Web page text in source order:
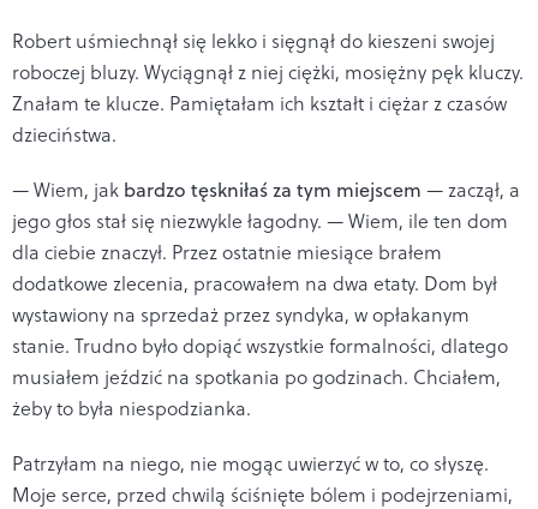
Robert uśmiechnął się lekko i sięgnął do kieszeni swojej
roboczej bluzy. Wyciągnął z niej ciężki, mosiężny pęk kluczy.
Znałam te klucze. Pamiętałam ich kształt i ciężar z czasów
dzieciństwa.
— Wiem, jak bardzo tęskniłaś za tym miejscem — zaczął, a
jego głos stał się niezwykle łagodny. — Wiem, ile ten dom
dla ciebie znaczył. Przez ostatnie miesiące brałem
dodatkowe zlecenia, pracowałem na dwa etaty. Dom był
wystawiony na sprzedaż przez syndyka, w opłakanym
stanie. Trudno było dopiąć wszystkie formalności, dlatego
musiałem jeździć na spotkania po godzinach. Chciałem,
żeby to była niespodzianka.
Patrzyłam na niego, nie mogąc uwierzyć w to, co słyszę.
Moje serce, przed chwilą ściśnięte bólem i podejrzeniami,